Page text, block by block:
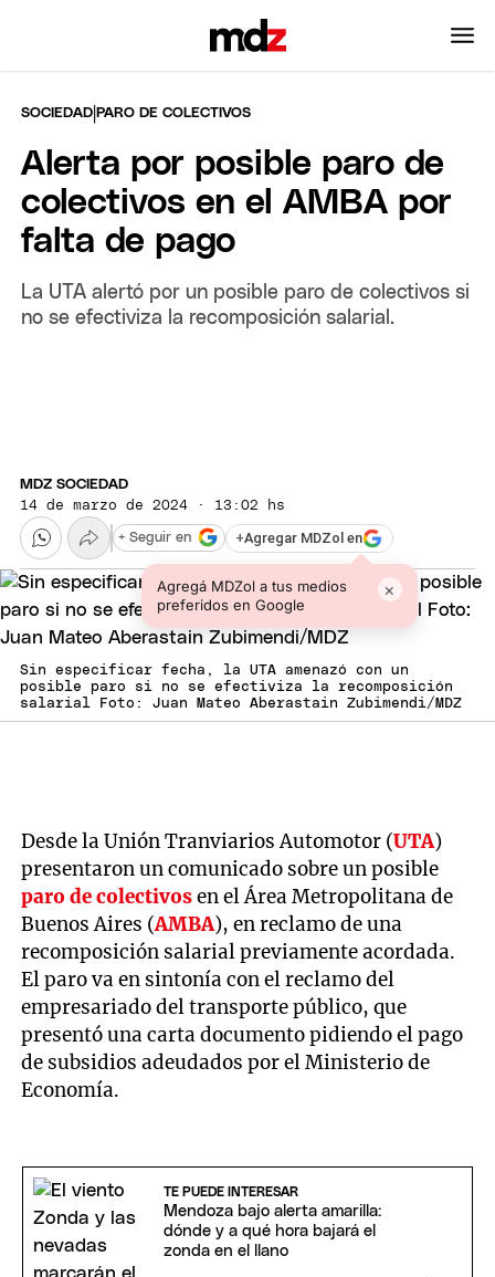
SOCIEDAD |PARO DE COLECTIVOS
Alerta por posible paro de
colectivos en el AMBA por
falta de pago
La UTA alertó por un posible paro de colectivos si
no se efectiviza la recomposición salarial.
MDZ SOCIEDAD
14 de marzo de 2024 · 13:02 hs
+Agregar MDZol en
Agregá MDZol a tus medios
preferidos en Google
×
+ Seguir en
Sin especificar fecha, la UTA amenazó con un
posible paro si no se efectiviza la recomposición
salarial Foto: Juan Mateo Aberastain Zubimendi/MDZ
Desde la Unión Tranviarios Automotor (UTA)
presentaron un comunicado sobre un posible
paro de colectivosen el Área Metropolitana de
Buenos Aires (AMBA), en reclamo de una
recomposición salarial previamente acordada.
El paro va en sintonía con el reclamo del
empresariado del transporte público, que
presentó una carta documento pidiendo el pago
de subsidios adeudados por el Ministerio de
Economía.
TE PUEDE INTERESAR
Mendoza bajo alerta amarilla:
dónde y a qué hora bajará el
zonda en el llano